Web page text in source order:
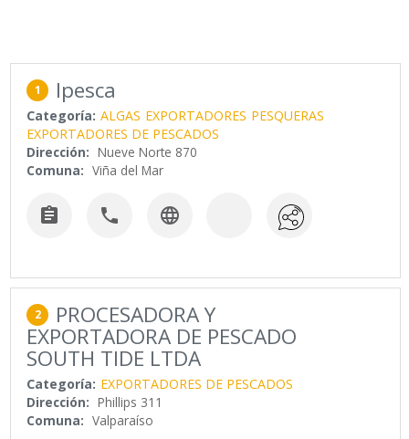
1 Ipesca
Categoría: ALGAS EXPORTADORES PESQUERAS
EXPORTADORES DE PESCADOS
Dirección: Nueve Norte 870
Comuna: Viña del Mar
  
2 PROCESADORA Y
EXPORTADORA DE PESCADO
SOUTH TIDE LTDA
Categoría: EXPORTADORES DE PESCADOS
Dirección: Phillips 311
Comuna: Valparaíso